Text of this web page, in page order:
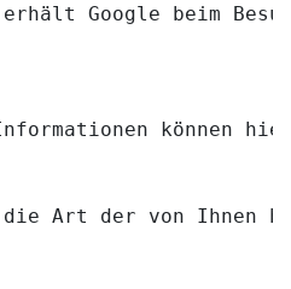
erhält Google beim
können
Art der von Ihnen